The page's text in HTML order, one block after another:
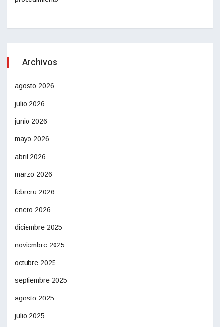
Archivos
agosto 2026
julio 2026
junio 2026
mayo 2026
abril 2026
marzo 2026
febrero 2026
enero 2026
diciembre 2025
noviembre 2025
octubre 2025
septiembre 2025
agosto 2025
julio 2025